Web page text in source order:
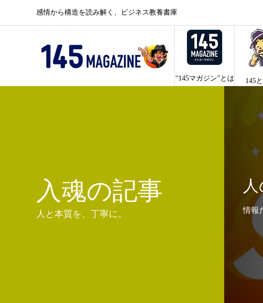
感情から構造を読み解く、ビジネス教養書庫
“145マガジン”とは 145
入魂の記事
人と本質を、丁寧に。 情報